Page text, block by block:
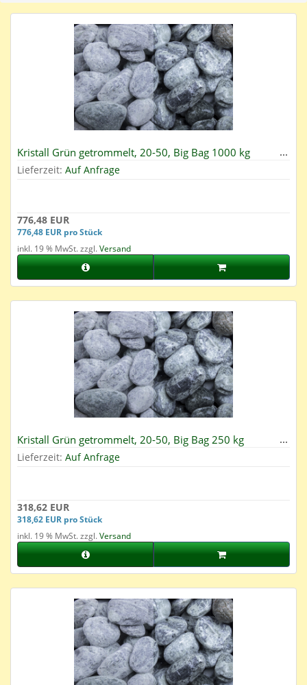
Kristall Grün getrommelt, 20-50, Big Bag 1000 kg
Lieferzeit: Auf Anfrage
776,48 EUR
776,48 EUR pro Stück
inkl. 19 % MwSt. zzgl.Versand
Kristall Grün getrommelt, 20-50, Big Bag 250 kg
Lieferzeit: Auf Anfrage
318,62 EUR
318,62 EUR pro Stück
inkl. 19 % MwSt. zzgl.Versand